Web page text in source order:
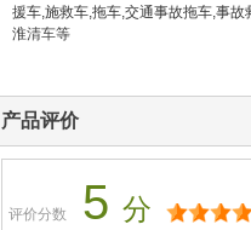
援车,施救车,拖车,交通事故拖车,事
淮清车等
产品评价
评价分数 5 分